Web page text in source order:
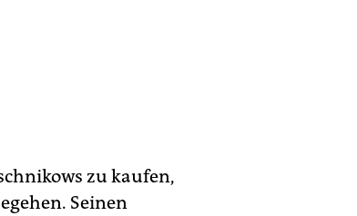
zu kaufen,
Seinen